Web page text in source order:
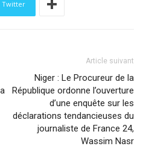
Twitter
Article suivant
Niger : Le Procureur de la
République ordonne l’ouverture
d’une enquête sur les
déclarations tendancieuses du
journaliste de France 24,
Wassim Nasr